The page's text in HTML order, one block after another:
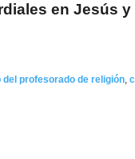
en Jesús y
del profesorado de religión,